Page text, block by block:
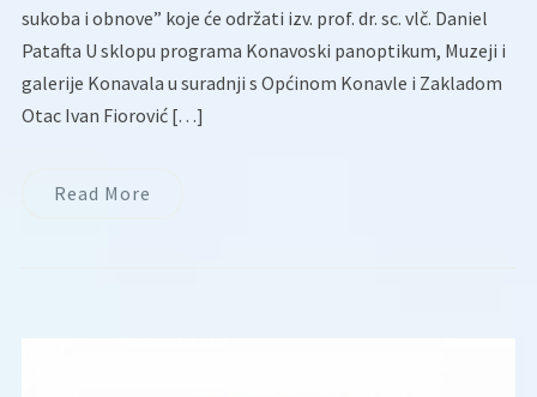
sukoba i obnove” koje će održati izv. prof. dr. sc. vlč. Daniel
Patafta U sklopu programa Konavoski panoptikum, Muzeji i
galerije Konavala u suradnji s Općinom Konavle i Zakladom
Otac Ivan Fiorović […]
Read More